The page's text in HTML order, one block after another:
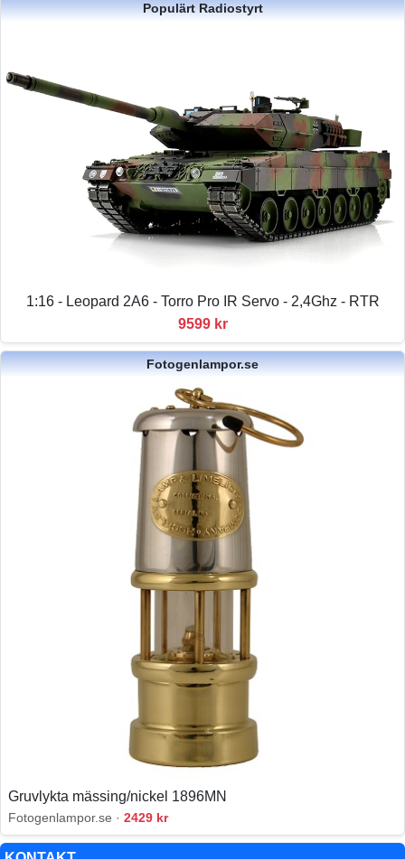
Populärt Radiostyrt
1:16 - Leopard 2A6 - Torro Pro IR Servo - 2,4Ghz - RTR
9599 kr
Fotogenlampor.se
Gruvlykta mässing/nickel 1896MN
Fotogenlampor.se · 2429 kr